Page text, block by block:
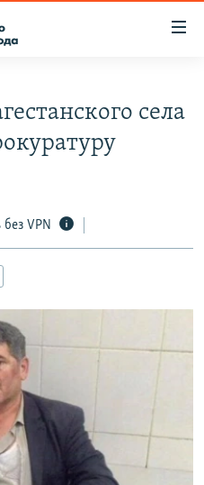
села
VPN